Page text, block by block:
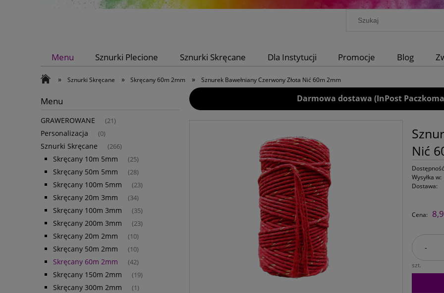
Menu Sznurki Plecione Sznurki Skręcane Dla Instytucji Promocje Blog
» Sznurki Skręcane » Skręcany 60m 2mm » Sznurek Bawełniany Czerwony Złota Nić 60m 2mm
Menu
GRAWEROWANE (21)
Personalizacja (0)
Sznurki Skręcane (266)
Skręcany 10m 5mm (25)
Skręcany 50m 5mm (28)
Skręcany 100m 5mm (23)
Skręcany 20m 3mm (34)
Skręcany 100m 3mm (35)
Skręcany 200m 3mm (23)
Skręcany 20m 2mm (10)
Skręcany 50m 2mm (10)
Skręcany 60m 2mm (42)
Skręcany 150m 2mm (19)
Skręcany 300m 2mm (1)
Darmowa dostawa (InPost
Nić
Wysyłka w:
Dostawa:
Cena:
-
szt.